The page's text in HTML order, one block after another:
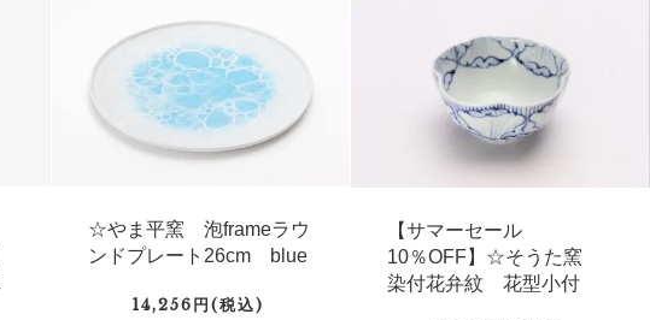
☆やま平窯 泡frameラウ
ンドプレート26cm blue
14,256円(税込)
【サマーセール
10％OFF】☆そうた窯
染付花弁紋 花型小付